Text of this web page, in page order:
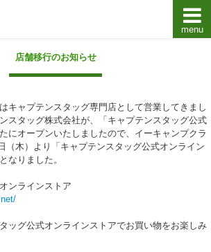
ャプテンスタッグキャンプ用品通販店【eキャンプ
menu
店舗移行のお知らせ
キャプテンスタッグ専門店として営業してきまし
スタッグ株式会社が、「キャプテンスタッグ公式
にオープンいたしましたので、イーキャンプクラ
（木）より「キャプテンスタッグ公式オンライン
なりました。
ンラインストア
ッグ公式オンラインストアでお買い物をお楽しみ